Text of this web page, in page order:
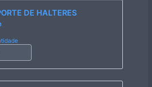
DE HALTERES